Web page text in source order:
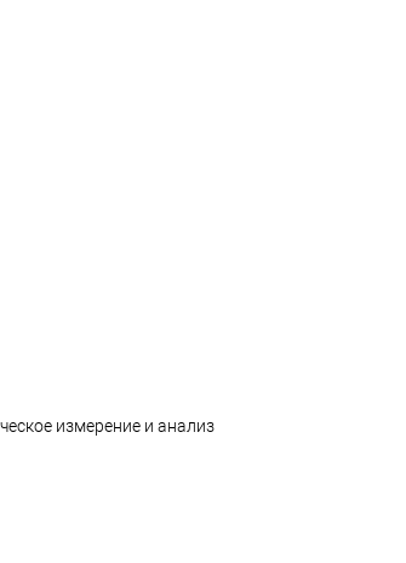
измерение и анализ